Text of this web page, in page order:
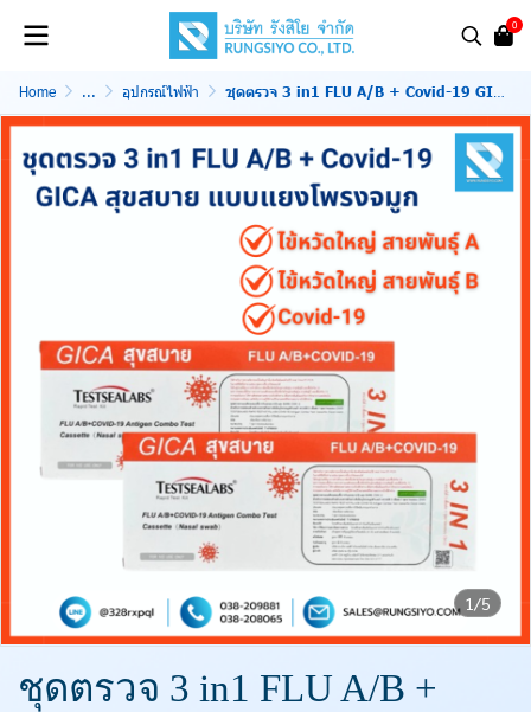
0
Home ... อุปกรณ์ไฟฟ้า ชุดตรวจ 3 in1 FLU A/B + Covid-19 GICA สุขสบาย แบบแยงโพรงจมูก
1/5
ชุดตรวจ 3 in1 FLU A/B +